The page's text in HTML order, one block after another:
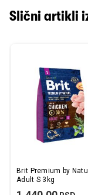
Slični artikli
Brit Premium by
Adult S 3kg